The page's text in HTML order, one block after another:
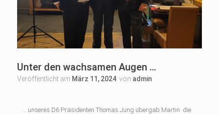
Unter den wachsamen Augen …
Veröffentlicht am März 11, 2024 von admin
… unseres D6 Präsidenten Thomas Jung übergab Martin die